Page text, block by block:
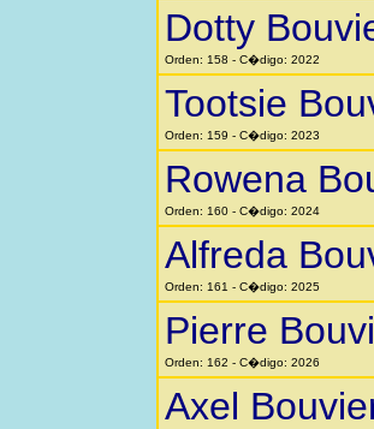
Dotty
Orden: 158 - C�digo: 2022
Tootsie
Orden: 159 - C�digo: 2023
Rowena
Orden: 160 - C�digo: 2024
Alfreda
Orden: 161 - C�digo: 2025
Pierre
Orden: 162 - C�digo: 2026
Axel